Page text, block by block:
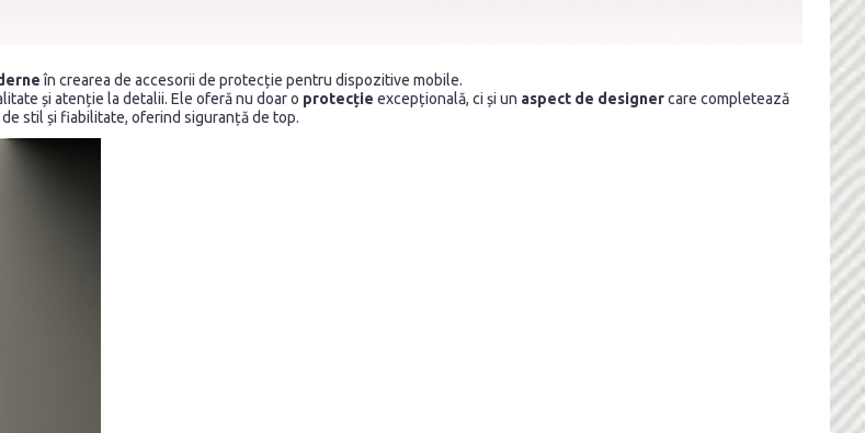
în crearea de accesorii de protecție pentru dispozitive mobile.
și atenție la detalii. Ele oferă nu doar o protecție excepțională, ci și un aspect de designercare completează
stil și fiabilitate, oferind siguranță de top.